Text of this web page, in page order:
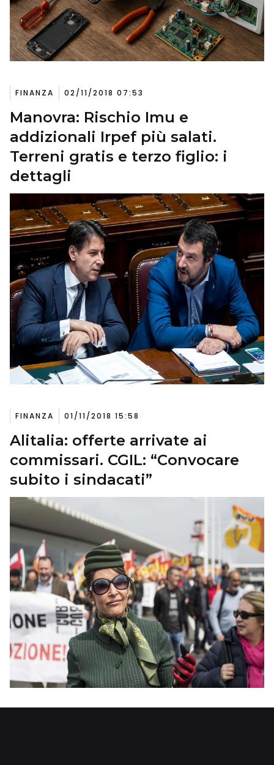
FINANZA 02/11/2018 07:53
Manovra: Rischio Imu e
addizionali Irpef più salati.
Terreni gratis e terzo figlio: i
dettagli
FINANZA 01/11/2018 15:58
Alitalia: offerte arrivate ai
commissari. CGIL: “Convocare
subito i sindacati”